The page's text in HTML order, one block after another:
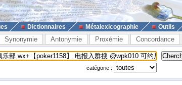
Dictionnaires Métalexicographie Outils
Synonymie Antonymie Proxémie Concordance
catégorie :